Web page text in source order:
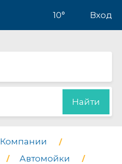
10° Вход
Найти
Компании
Автомойки